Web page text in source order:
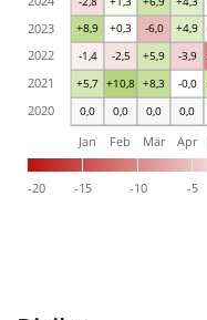
0,0 0,0 0,0 0,0
+5,7 +10,8 +8,3 -0,0
-1,4 -2,5 +5,9 -3,9
+8,9 +0,3 -6,0 +4,9
-20 -15 -10 -5
Jan Feb Mär Apr
2020
2021
2022
2023